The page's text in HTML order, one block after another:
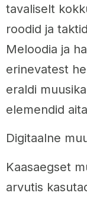
tavaliselt
roodid ja
Meloodia ja
erinevatest
eraldi
elemendid
Digitaalne
Kaasaegset
arvutis